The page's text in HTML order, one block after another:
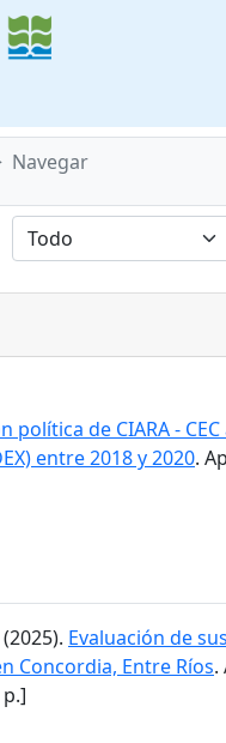
Navegar
política de CIARA -
entre 2018 y 2020.
Evaluación de
Concordia, Entre Ríos.